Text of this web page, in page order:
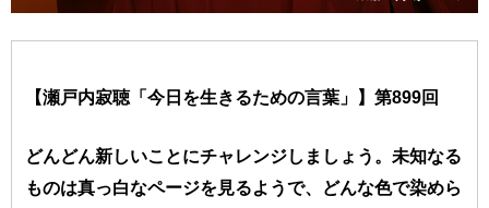
【瀬戸内寂聴「今日を生きるための言葉」】第899回
どんどん新しいことにチャレンジしましょう。未知なる
ものは真っ白なページを見るようで、どんな色で染めら